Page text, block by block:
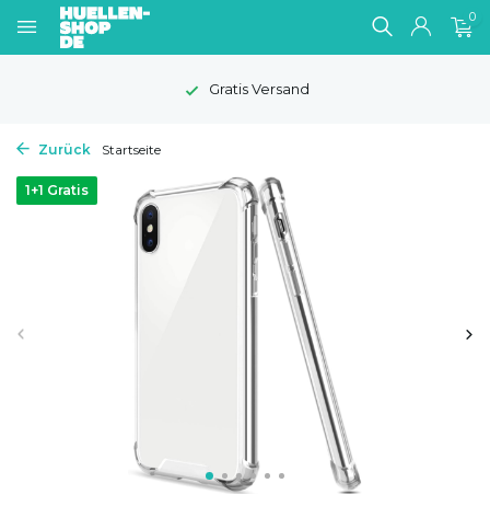
0
Gratis Versand
Zurück Startseite
1+1 Gratis